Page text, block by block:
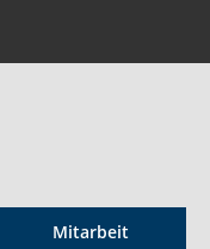
Mitarbeit